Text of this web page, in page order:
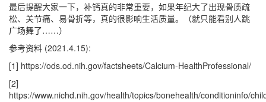
最后提醒大家一下，补钙真的非常重要，如果年纪大了出现骨质疏
松、关节痛、易骨折等，真的很影响生活质量。（就只能看别人跳
广场舞了……）
参考资料 (2021.4.15):
[1] https://ods.od.nih.gov/factsheets/Calcium-HealthProfessional/
[2]
https://www.nichd.nih.gov/health/topics/bonehealth/conditioninfo/